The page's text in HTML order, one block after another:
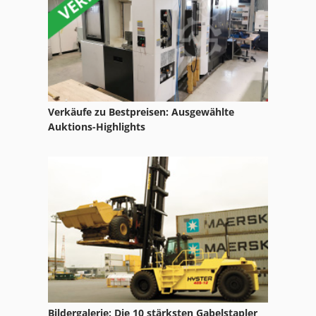
Mfh 5 1 8
Mvh 5 1 4 B
Nc Drehmaschine
Nc Fräsmaschine
Nc Teilapparat
Tur 560
Verkäufe zu Bestpreisen: Ausgewählte
Auktions-Highlights
Bildergalerie: Die 10 stärksten Gabelstapler